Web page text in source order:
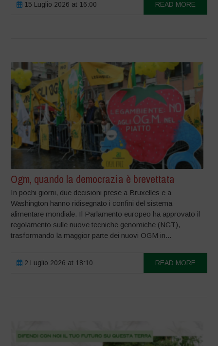
15 Luglio 2026 at 16:00 READ MORE
Ogm, quando la democrazia è brevettata
In pochi giorni, due decisioni prese a Bruxelles e a
Washington hanno ridisegnato i confini del sistema
alimentare mondiale. Il Parlamento europeo ha approvato il
regolamento sulle nuove tecniche genomiche (NGT),
trasformando la maggior parte dei nuovi OGM in...
2 Luglio 2026 at 18:10 READ MORE